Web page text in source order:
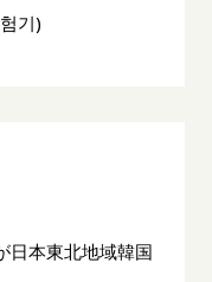
기)
日本東北地域韓国